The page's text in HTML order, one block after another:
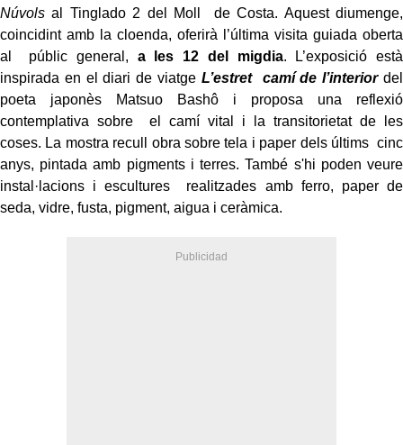
Núvolsal Tinglado 2 del Moll de Costa. Aquest diumenge,
coincidint amb la cloenda, oferirà l’última visita guiada oberta
al públic general, a les 12 del migdia. L’exposició està
inspirada en el diari de viatge L’estret camí de l’interior del
poeta japonès Matsuo Bashô i proposa una reflexió
contemplativa sobre el camí vital i la transitorietat de les
coses. La mostra recull obra sobre tela i paper dels últims cinc
anys, pintada amb pigments i terres. També s'hi poden veure
instal·lacions i escultures realitzades amb ferro, paper de
seda, vidre, fusta, pigment, aigua i ceràmica.